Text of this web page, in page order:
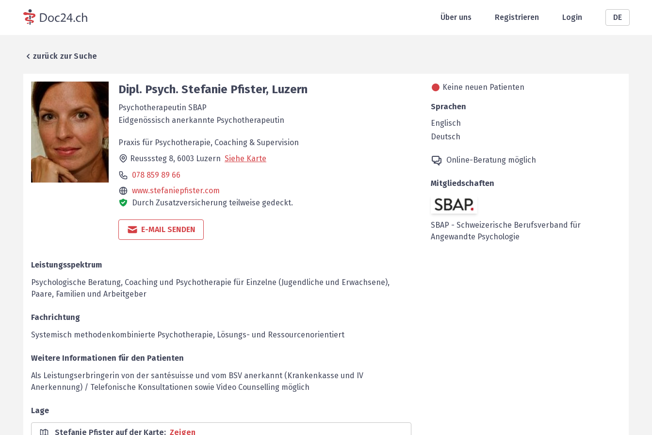
Über uns Registrieren Login DE
zurück zur Suche
Dipl. Psych. Stefanie Pfister, Luzern
Psychotherapeutin SBAP
Eidgenössisch anerkannte Psychotherapeutin
Praxis für Psychotherapie, Coaching & Supervision
Reusssteg 8, 6003 Luzern Siehe Karte
078 859 89 66
www.stefaniepfister.com
Durch Zusatzversicherung teilweise gedeckt.
E-MAIL SENDEN
Leistungsspektrum
Psychologische Beratung, Coaching und Psychotherapie für Einzelne (Jugendliche und Erwachsene),
Paare, Familien und Arbeitgeber
Fachrichtung
Systemisch methodenkombinierte Psychotherapie, Lösungs- und Ressourcenorientiert
Weitere Informationen für den Patienten
Als Leistungserbringerin von der santésuisse und vom BSV anerkannt (Krankenkasse und IV
Anerkennung) / Telefonische Konsultationen sowie Video Counselling möglich
Lage
Stefanie Pfister auf der Karte: Zeigen
Keine neuen Patienten
Sprachen
Englisch
Deutsch
Online-Beratung möglich
Mitgliedschaften
SBAP - Schweizerische Berufsverband für
Angewandte Psychologie